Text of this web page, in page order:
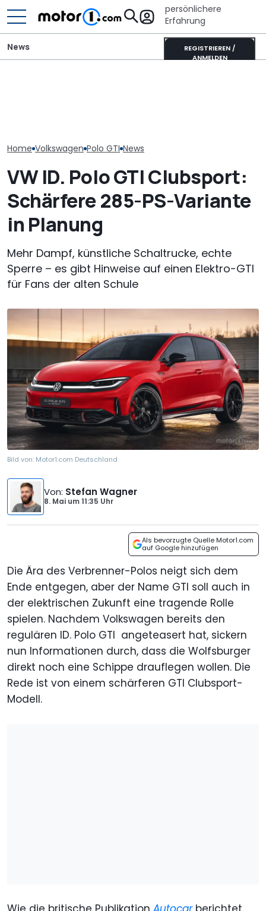
persönlichere
Erfahrung
REGISTRIEREN /
ANMELDEN
News
Home Volkswagen Polo GTI News
VW ID. Polo GTI Clubsport:
Schärfere 285-PS-Variante
in Planung
Mehr Dampf, künstliche Schaltrucke, echte
Sperre – es gibt Hinweise auf einen Elektro-GTI
für Fans der alten Schule
Bild von: Motor1.com Deutschland
Von: Stefan Wagner
8. Mai um11:35 Uhr
Als bevorzugte Quelle Motor1.com
auf Google hinzufügen
Die Ära des Verbrenner-Polos neigt sich dem
Ende entgegen, aber der Name GTI soll auch in
der elektrischen Zukunft eine tragende Rolle
spielen. Nachdem Volkswagen bereits den
regulären ID. Polo GTI angeteasert hat, sickern
nun Informationen durch, dass die Wolfsburger
direkt noch eine Schippe drauflegen wollen. Die
Rede ist von einem schärferen GTI Clubsport-
Modell.